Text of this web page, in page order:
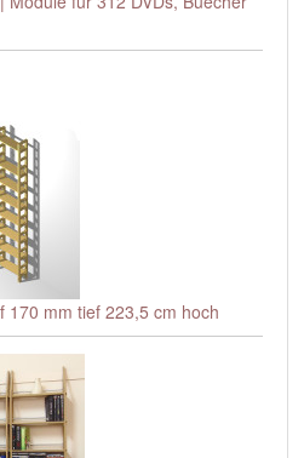
170 mm tief 223,5 cm hoch